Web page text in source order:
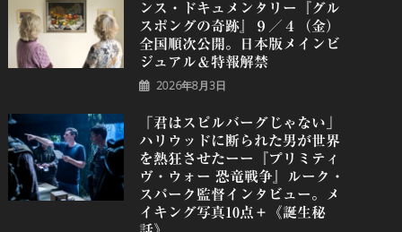
ンス・ドキュメンタリー『グル
スポングの奇跡』９／４（金）
全国順次公開。日本版メインビ
ジュアル＆特報解禁
2026年8月3日
「君はスピルバーグじゃない」
ハリウッドに断られた男が世界
を熱狂させたーー『プリミティ
ヴ・ウォー 恐⻯戦争』ルーク・
スパーク監督インタビュー。メ
イキング写真10点＋《誕⽣秘